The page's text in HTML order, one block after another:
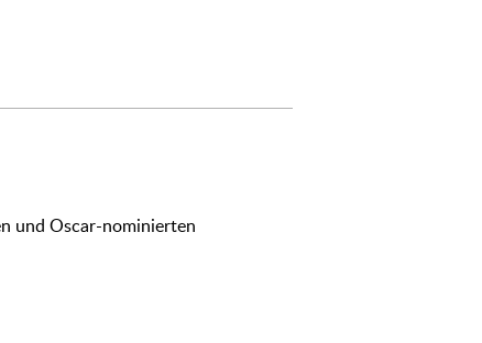
und Oscar-nominierten